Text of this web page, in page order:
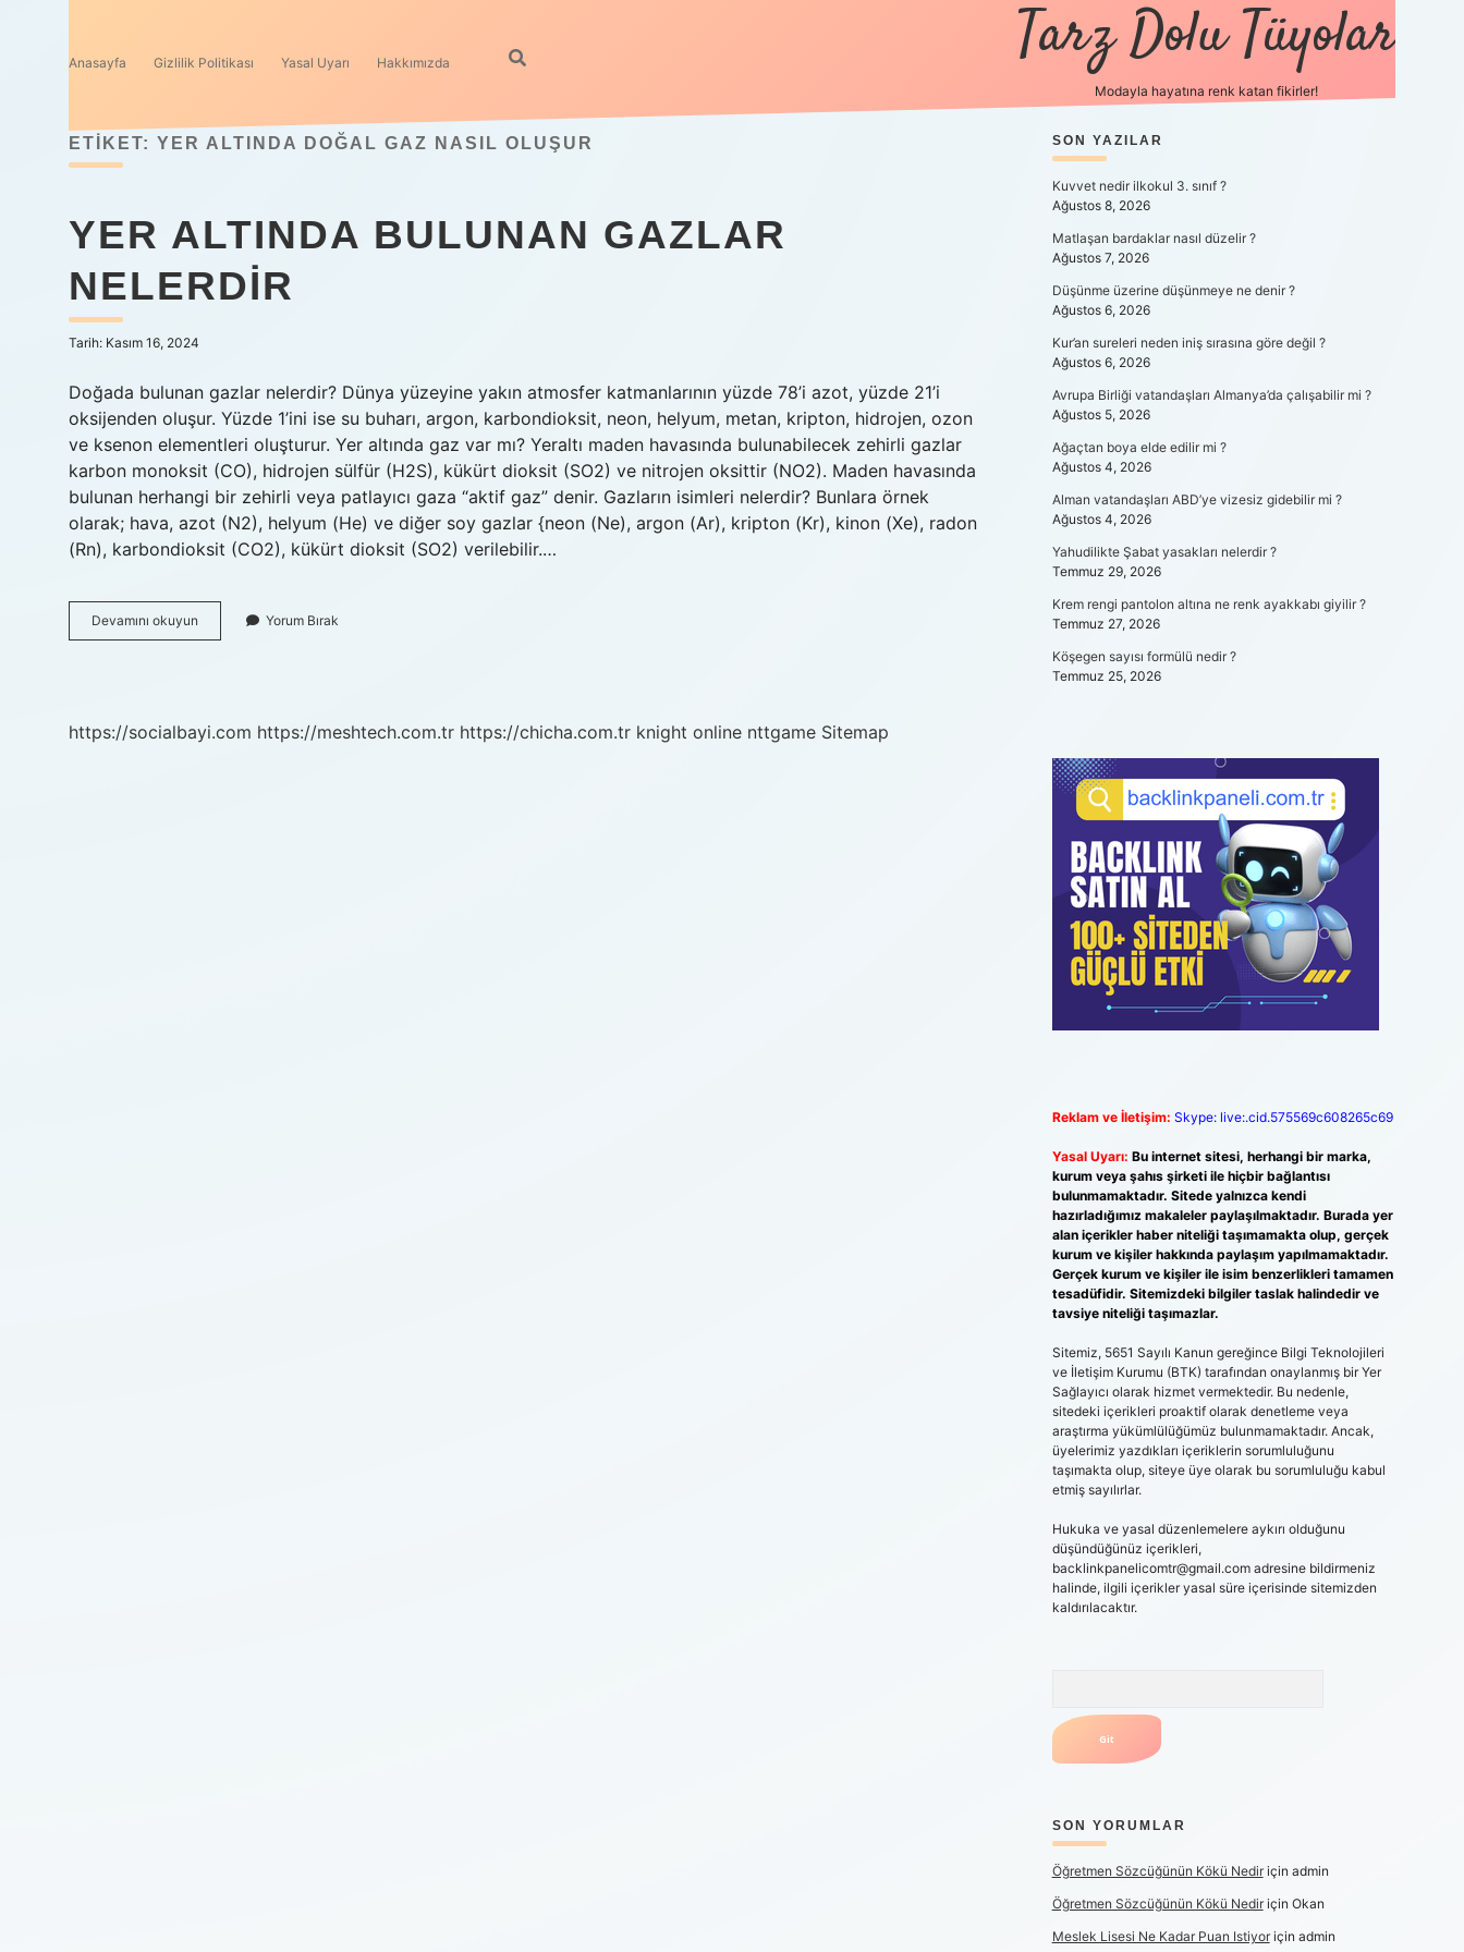
Anasayfa Gizlilik Politikası Yasal Uyarı Hakkımızda Tarz Dolu Tüyolar
Modayla hayatına renk katan fikirler!
ETIKET: YER ALTINDA DOĞAL GAZ NASIL OLUŞUR
YER ALTINDA BULUNAN GAZLAR
NELERDIR
Tarih: Kasım 16, 2024
Doğada bulunan gazlar nelerdir? Dünya yüzeyine yakın atmosfer katmanlarının yüzde 78’i azot, yüzde 21’i
oksijenden oluşur. Yüzde 1’ini ise su buharı, argon, karbondioksit, neon, helyum, metan, kripton, hidrojen, ozon
ve ksenon elementleri oluşturur. Yer altında gaz var mı? Yeraltı maden havasında bulunabilecek zehirli gazlar
karbon monoksit (CO), hidrojen sülfür (H2S), kükürt dioksit (SO2) ve nitrojen oksittir (NO2). Maden havasında
bulunan herhangi bir zehirli veya patlayıcı gaza “aktif gaz” denir. Gazların isimleri nelerdir? Bunlara örnek
olarak; hava, azot (N2), helyum (He) ve diğer soy gazlar {neon (Ne), argon (Ar), kripton (Kr), kinon (Xe), radon
(Rn), karbondioksit (CO2), kükürt dioksit (SO2) verilebilir.…
Devamını okuyun
Altında
Yorum Bırak
https://socialbayi.com https://meshtech.com.tr https://chicha.com.tr knight online nttgame Sitemap
SIDEBAR
SON YAZILAR
Kuvvet nedir ilkokul 3. sınıf ?
Ağustos 8, 2026
Matlaşan bardaklar nasıl düzelir ?
Ağustos 7, 2026
Düşünme üzerine düşünmeye ne denir ?
Ağustos 6, 2026
Kur’an sureleri neden iniş sırasına göre değil ?
Ağustos 6, 2026
Avrupa Birliği vatandaşları Almanya’da çalışabilir mi ?
Ağustos 5, 2026
Ağaçtan boya elde edilir mi ?
Ağustos 4, 2026
Alman vatandaşları ABD’ye vizesiz gidebilir mi ?
Ağustos 4, 2026
Yahudilikte Şabat yasakları nelerdir ?
Temmuz 29, 2026
Krem rengi pantolon altına ne renk ayakkabı giyilir ?
Temmuz 27, 2026
Köşegen sayısı formülü nedir ?
Temmuz 25, 2026
Reklam ve İletişim: Skype: live:.cid.575569c608265c69
Yasal Uyarı: Bu internet sitesi, herhangi bir marka,
kurum veya şahıs şirketi ile hiçbir bağlantısı
bulunmamaktadır. Sitede yalnızca kendi
hazırladığımız makaleler paylaşılmaktadır. Burada yer
alan içerikler haber niteliği taşımamakta olup, gerçek
kurum ve kişiler hakkında paylaşım yapılmamaktadır.
Gerçek kurum ve kişiler ile isim benzerlikleri tamamen
tesadüfidir. Sitemizdeki bilgiler taslak halindedir ve
tavsiye niteliği taşımazlar.
Sitemiz, 5651 Sayılı Kanun gereğince Bilgi Teknolojileri
ve İletişim Kurumu (BTK) tarafından onaylanmış bir Yer
Sağlayıcı olarak hizmet vermektedir. Bu nedenle,
sitedeki içerikleri proaktif olarak denetleme veya
araştırma yükümlülüğümüz bulunmamaktadır. Ancak,
üyelerimiz yazdıkları içeriklerin sorumluluğunu
taşımakta olup, siteye üye olarak bu sorumluluğu kabul
etmiş sayılırlar.
Hukuka ve yasal düzenlemelere aykırı olduğunu
düşündüğünüz içerikleri,
backlinkpanelicomtr@gmail.comadresine bildirmeniz
halinde, ilgili içerikler yasal süre içerisinde sitemizden
kaldırılacaktır.
SON YORUMLAR
Öğretmen Sözcüğünün Kökü Nediriçin admin
Öğretmen Sözcüğünün Kökü Nediriçin Okan
Meslek Lisesi Ne Kadar Puan Istiyoriçin admin